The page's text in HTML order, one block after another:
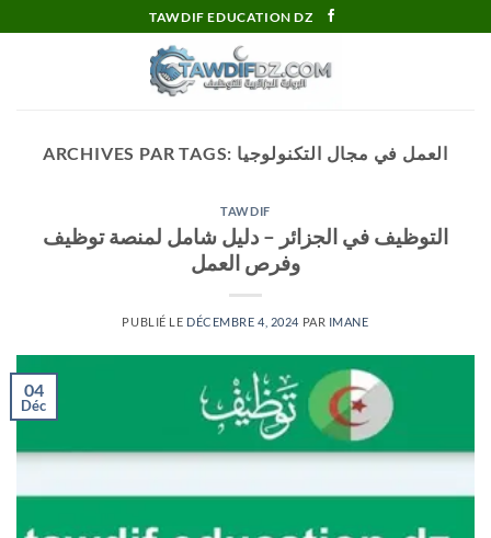
au
TAWDIF EDUCATION DZ
ARCHIVES PAR TAGS: العمل في مجال التكنولوجيا
TAWDIF
التوظيف في الجزائر – دليل شامل لمنصة توظيف
وفرص العمل
PUBLIÉ LE DÉCEMBRE 4, 2024 PAR IMANE
04
Déc